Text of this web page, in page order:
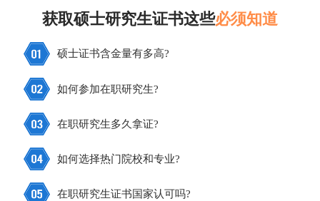
获取硕士研究生证书这些必须知道
硕士证书含金量有多高?
如何参加在职研究生?
在职研究生多久拿证?
如何选择热门院校和专业?
在职研究生证书国家认可吗?